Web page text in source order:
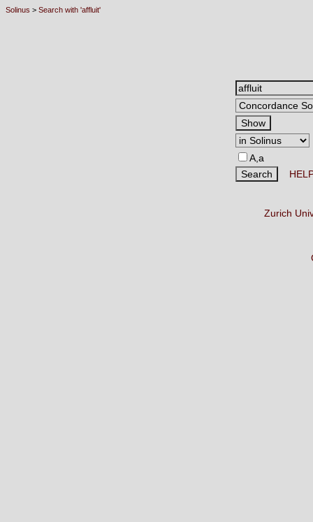
Solinus > Search with 'affluit'
A,a
Zurich